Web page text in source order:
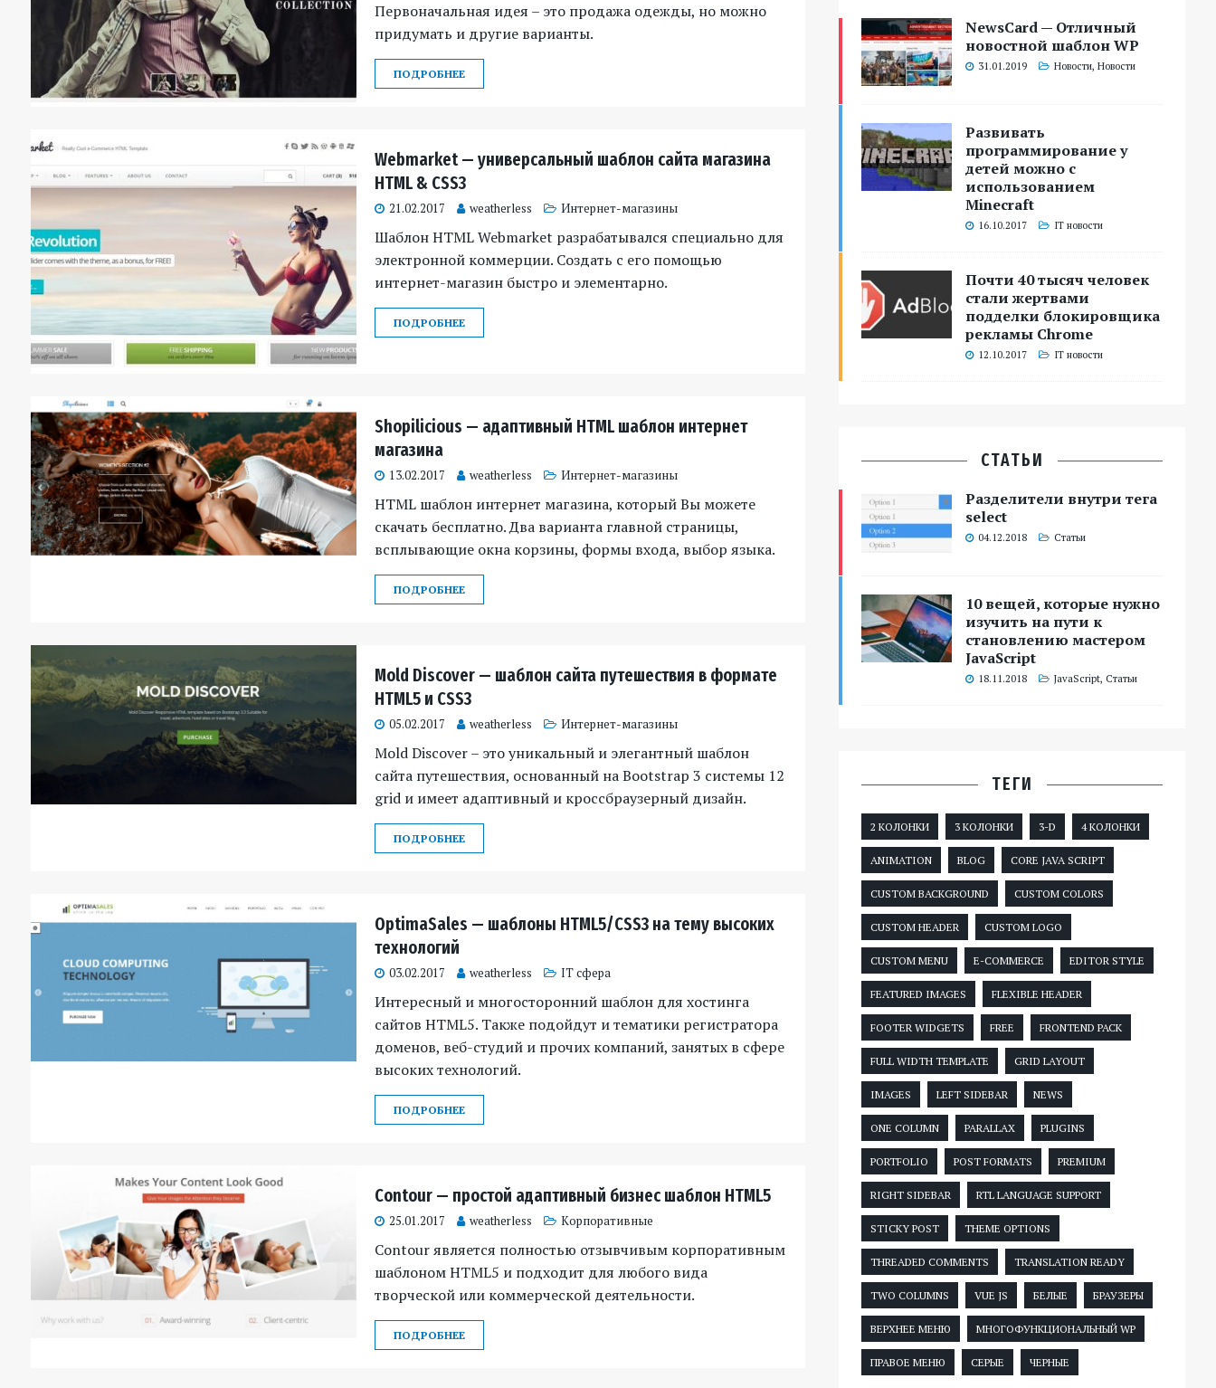
Первоначальная идея – это продажа одежды, но можно
придумать и другие варианты.
ПОДРОБНЕЕ
Webmarket — универсальный шаблон сайта магазина
HTML & CSS3
21.02.2017 weatherless Интернет-магазины
Шаблон HTML Webmarket разрабатывался специально для
электронной коммерции. Создать с его помощью
интернет-магазин быстро и элементарно.
ПОДРОБНЕЕ
Shopilicious — адаптивный HTML шаблон интернет
магазина
13.02.2017 weatherless Интернет-магазины
HTML шаблон интернет магазина, который Вы можете
скачать бесплатно. Два варианта главной страницы,
всплывающие окна корзины, формы входа, выбор языка.
ПОДРОБНЕЕ
Mold Discover — шаблон сайта путешествия в формате
HTML5 и CSS3
05.02.2017 weatherless Интернет-магазины
Mold Discover – это уникальный и элегантный шаблон
сайта путешествия, основанный на Bootstrap 3 системы 12
grid и имеет адаптивный и кроссбраузерный дизайн.
ПОДРОБНЕЕ
OptimaSales — шаблоны HTML5/CSS3 на тему высоких
технологий
03.02.2017 weatherless IT сфера
Интересный и многосторонний шаблон для хостинга
сайтов HTML5. Также подойдут и тематики регистратора
доменов, веб-студий и прочих компаний, занятых в сфере
высоких технологий.
ПОДРОБНЕЕ
Contour — простой адаптивный бизнес шаблон HTML5
25.01.2017 weatherless Корпоративные
Contour является полностью отзывчивым корпоративным
шаблоном HTML5 и подходит для любого вида
творческой или коммерческой деятельности.
ПОДРОБНЕЕ
NewsCard — Отличный
новостной шаблон WP
31.01.2019 Новости,Новости
Развивать
программирование у
детей можно с
использованием
Minecraft
16.10.2017 IT новости
Почти 40 тысяч человек
стали жертвами
подделки блокировщика
рекламы Chrome
12.10.2017 IT новости
СТАТЬИ
Разделители внутри тега
select
04.12.2018 Статьи
10 вещей, которые нужно
изучить на пути к
становлению мастером
JavaScript
18.11.2018 JavaScript, Статьи
ТЕГИ
2 КОЛОНКИ 3 КОЛОНКИ 3-D 4 КОЛОНКИ
ANIMATION BLOG CORE JAVA SCRIPT
CUSTOM BACKGROUND CUSTOM COLORS
CUSTOM HEADER CUSTOM LOGO
CUSTOM MENU E-COMMERCE EDITOR STYLE
FEATURED IMAGES FLEXIBLE HEADER
FOOTER WIDGETS FREE FRONTEND PACK
FULL WIDTH TEMPLATE GRID LAYOUT
IMAGES LEFT SIDEBAR NEWS
ONE COLUMN PARALLAX PLUGINS
PORTFOLIO POST FORMATS PREMIUM
RIGHT SIDEBAR RTL LANGUAGE SUPPORT
STICKY POST THEME OPTIONS
THREADED COMMENTS TRANSLATION READY
TWO COLUMNS VUE JS БЕЛЫЕ БРАУЗЕРЫ
ВЕРХНЕЕ МЕНЮ МНОГОФУНКЦИОНАЛЬНЫЙ WP
ПРАВОЕ МЕНЮ СЕРЫЕ ЧЕРНЫЕ